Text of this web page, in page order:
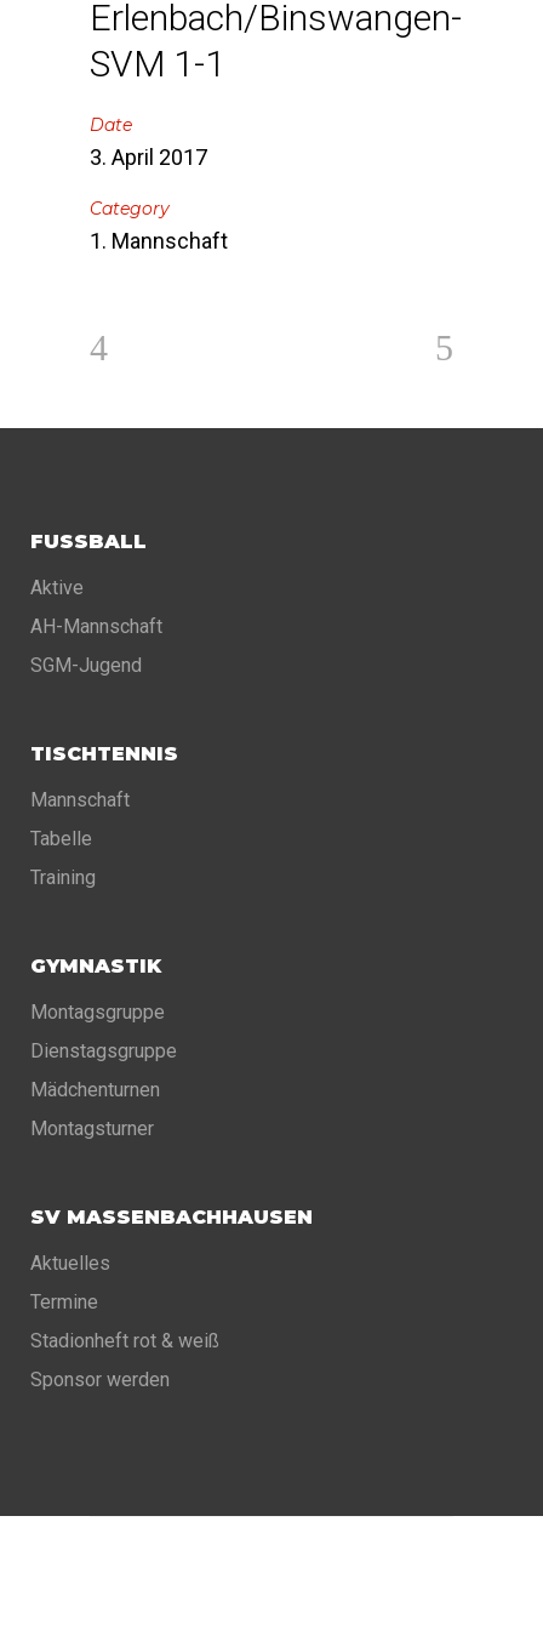
Erlenbach/Binswangen-
SVM 1-1
Date
3. April 2017
Category
1. Mannschaft
FUSSBALL
Aktive
AH-Mannschaft
SGM-Jugend
TISCHTENNIS
Mannschaft
Tabelle
Training
GYMNASTIK
Montagsgruppe
Dienstagsgruppe
Mädchenturnen
Montagsturner
SV MASSENBACHHAUSEN
Aktuelles
Termine
Stadionheft rot & weiß
Sponsor werden